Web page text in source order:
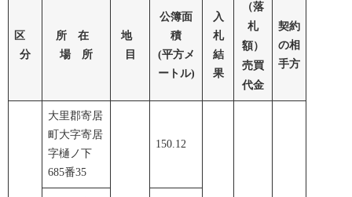
区
分
所 在
場 所
地
目
公簿面
積
(平方メ
ートル)
入
札
結
果
（落
札
額）
売買
代金
契約
の相
手方
大里郡寄居
町大字寄居
字樋ノ下
685番35
150.12